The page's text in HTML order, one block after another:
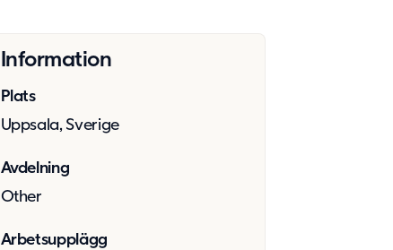
Information
Plats
Uppsala, Sverige
Avdelning
Other
Arbetsupplägg